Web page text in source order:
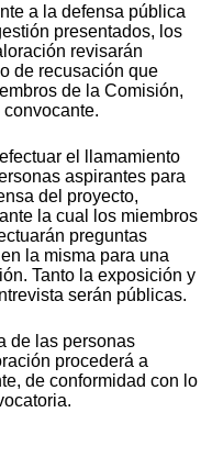
a la defensa pública
presentados, los
revisarán
de recusación que
de la Comisión,
el llamamiento
aspirantes para
del proyecto,
la cual los miembros
preguntas
la misma para una
Tanto la exposición y
serán públicas.
de las personas
procederá a
de conformidad con lo